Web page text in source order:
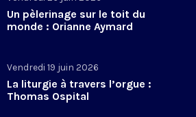
Un pèlerinage sur le toit du
monde : Orianne Aymard
Vendredi 19 juin 2026
La liturgie à travers l’orgue :
Thomas Ospital